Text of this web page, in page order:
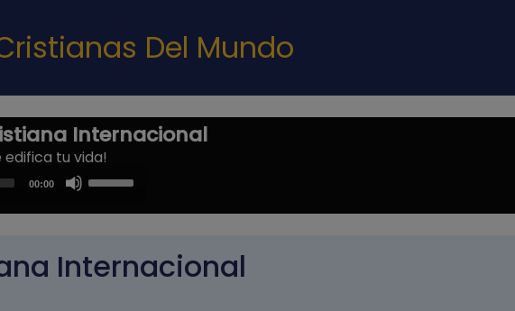
Del Mundo
Internacional
edifica tu vida!
00:00
Arrow
to
Internacional